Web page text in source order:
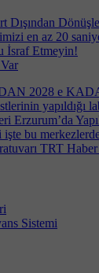
Dışından
en az 20
İsraf Etmeyin!
2028 e
yapıldığı
Erzurum’da
bu
TRT
Sistemi